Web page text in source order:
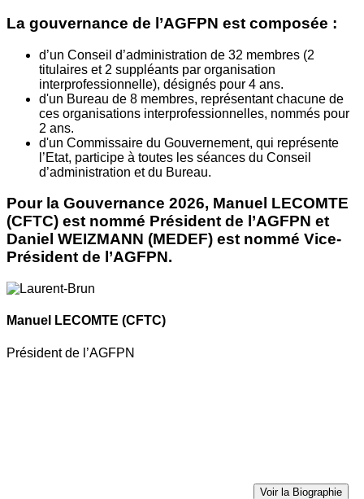
La gouvernance de l’AGFPN est composée :
d’un Conseil d’administration de 32 membres (2
titulaires et 2 suppléants par organisation
interprofessionnelle), désignés pour 4 ans.
d'un Bureau de 8 membres, représentant chacune de
ces organisations interprofessionnelles, nommés pour
2 ans.
d'un Commissaire du Gouvernement, qui représente
l’Etat, participe à toutes les séances du Conseil
d’administration et du Bureau.
Pour la Gouvernance 2026, Manuel LECOMTE
(CFTC) est nommé Président de l’AGFPN et
Daniel WEIZMANN (MEDEF) est nommé Vice-
Président de l’AGFPN.
Manuel LECOMTE (CFTC)
Président de l’AGFPN
Voir la Biographie